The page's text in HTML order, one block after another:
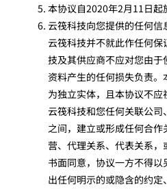
本协议自2020年2月11日起
云筏科技向您提供的任何
云筏科技并不就此作任何
技及其供应商不应对您由
资料产生的任何损失负责
为独立实体，且本协议不
云筏科技和您任何关联公
之间，建立或形成任何合
营、代理关系、代表关系
书面同意，协议一方不得
出任何明示的或隐含的约